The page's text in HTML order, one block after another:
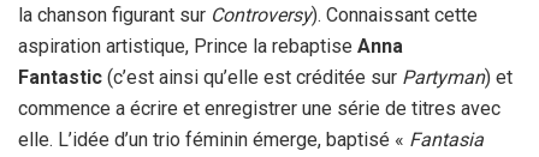
la chanson figurant sur Controversy). Connaissant cette
aspiration artistique, Prince la rebaptise Anna
Fantastic (c’est ainsi qu’elle est créditée sur Partyman) et
commence a écrire et enregistrer une série de titres avec
elle. L’idée d’un trio féminin émerge, baptisé « Fantasia